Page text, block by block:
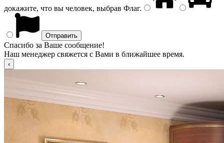
докажите, что вы человек, выбрав Флаг.
Спасибо за Ваше сообщение!
Наш менеджер свяжется с Вами в ближайшее время.